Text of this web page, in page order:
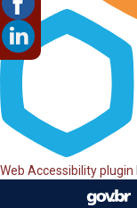
Web Accessibility plugin